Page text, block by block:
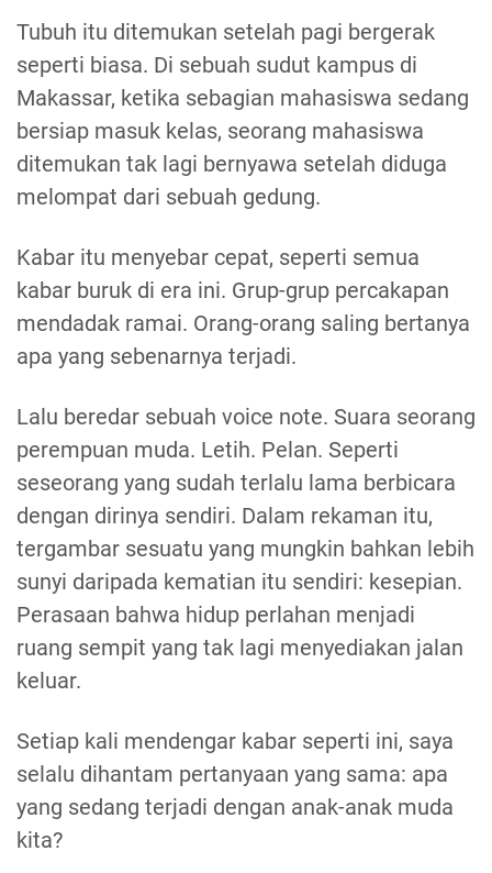
Tubuh itu ditemukan setelah pagi bergerak
seperti biasa. Di sebuah sudut kampus di
Makassar, ketika sebagian mahasiswa sedang
bersiap masuk kelas, seorang mahasiswa
ditemukan tak lagi bernyawa setelah diduga
melompat dari sebuah gedung.
Kabar itu menyebar cepat, seperti semua
kabar buruk di era ini. Grup-grup percakapan
mendadak ramai. Orang-orang saling bertanya
apa yang sebenarnya terjadi.
Lalu beredar sebuah voice note. Suara seorang
perempuan muda. Letih. Pelan. Seperti
seseorang yang sudah terlalu lama berbicara
dengan dirinya sendiri. Dalam rekaman itu,
tergambar sesuatu yang mungkin bahkan lebih
sunyi daripada kematian itu sendiri: kesepian.
Perasaan bahwa hidup perlahan menjadi
ruang sempit yang tak lagi menyediakan jalan
keluar.
Setiap kali mendengar kabar seperti ini, saya
selalu dihantam pertanyaan yang sama: apa
yang sedang terjadi dengan anak-anak muda
kita?